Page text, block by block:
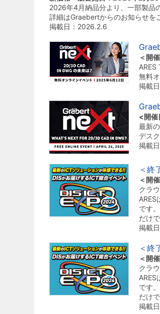
2026年4月納品分より、一部製品
詳細はGraebertからのお知らせを
掲載日：2026.2.6
＜開
無料
掲載
<開
最新
デス
掲載
＜終
＜開
クラ
です
だけ
掲載
＜終
＜開
クラ
です
だけ
掲載